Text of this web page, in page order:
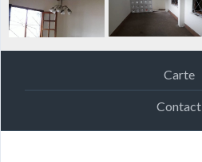
Carte
Contact